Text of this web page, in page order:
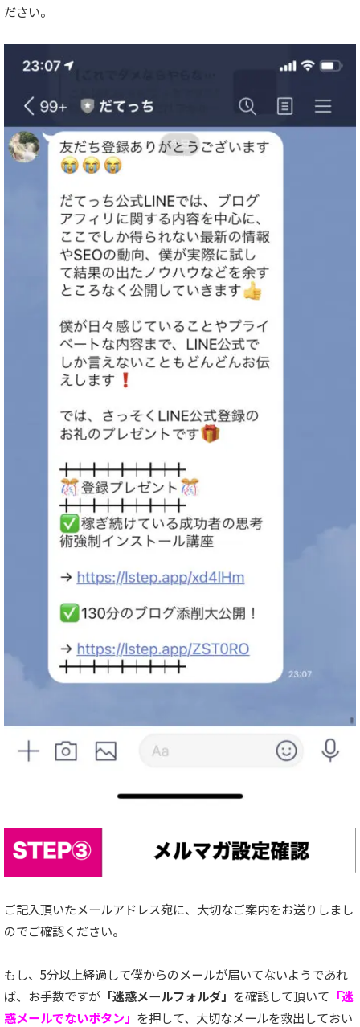
ださい。
ご記入頂いたメールアドレス宛に、大切なご案内をお送りしまし
のでご確認ください。
もし、5分以上経過して僕からのメールが届いてないようであれ
ば、お手数ですが 「迷惑メールフォルダ」 を確認して頂いて 「迷
惑メールでないボタン」 を押して、大切なメールを救出しておい